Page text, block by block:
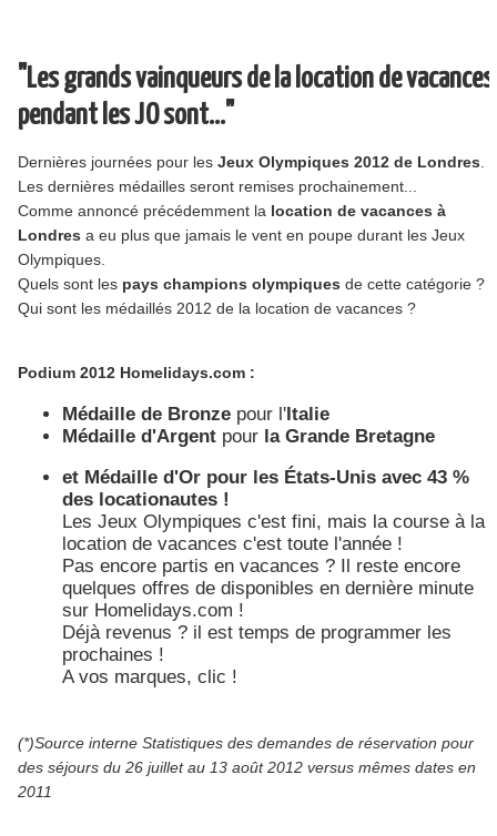
"Les grands vainqueurs de la location de vacances
pendant les JO sont..."
Dernières journées pour les Jeux Olympiques 2012 de Londres
Les dernières médailles seront remises prochainement...
Comme annoncé précédemment la location de vacances à
Londres a eu plus que jamais le vent en poupe durant les Jeux
Olympiques.
Quels sont les pays champions olympiques de cette catégorie ?
Qui sont les médaillés 2012 de la location de vacances ?
Podium 2012 Homelidays.com :
Médaille de Bronze pour l'Italie
Médaille d'Argent pour la Grande Bretagne
et Médaille d'Or pour les États-Unis avec 43 %
des locationautes !
Les Jeux Olympiques c'est fini, mais la course à la
location de vacances c'est toute l'année !
Pas encore partis en vacances ? Il reste encore
quelques offres de disponibles en dernière minute
sur Homelidays.com !
Déjà revenus ? il est temps de programmer les
prochaines !
A vos marques, clic !
(*)Source interne Statistiques des demandes de réservation pour
des séjours du 26 juillet au 13 août 2012 versus mêmes dates en
2011